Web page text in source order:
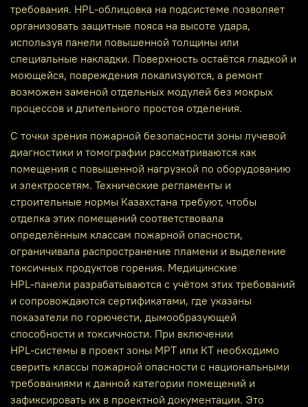
требования. HPL‑облицовка на подсистеме позволяет
организовать защитные пояса на высоте удара,
используя панели повышенной толщины или
специальные накладки. Поверхность остаётся гладкой и
моющейся, повреждения локализуются, а ремонт
возможен заменой отдельных модулей без мокрых
процессов и длительного простоя отделения.
С точки зрения пожарной безопасности зоны лучевой
диагностики и томографии рассматриваются как
помещения с повышенной нагрузкой по оборудованию
и электросетям. Технические регламенты и
строительные нормы Казахстана требуют, чтобы
отделка этих помещений соответствовала
определённым классам пожарной опасности,
ограничивала распространение пламени и выделение
токсичных продуктов горения. Медицинские
HPL‑панели разрабатываются с учётом этих требований
и сопровождаются сертификатами, где указаны
показатели по горючести, дымообразующей
способности и токсичности. При включении
HPL‑системы в проект зоны МРТ или КТ необходимо
сверить классы пожарной опасности с национальными
требованиями к данной категории помещений и
зафиксировать их в проектной документации. Это